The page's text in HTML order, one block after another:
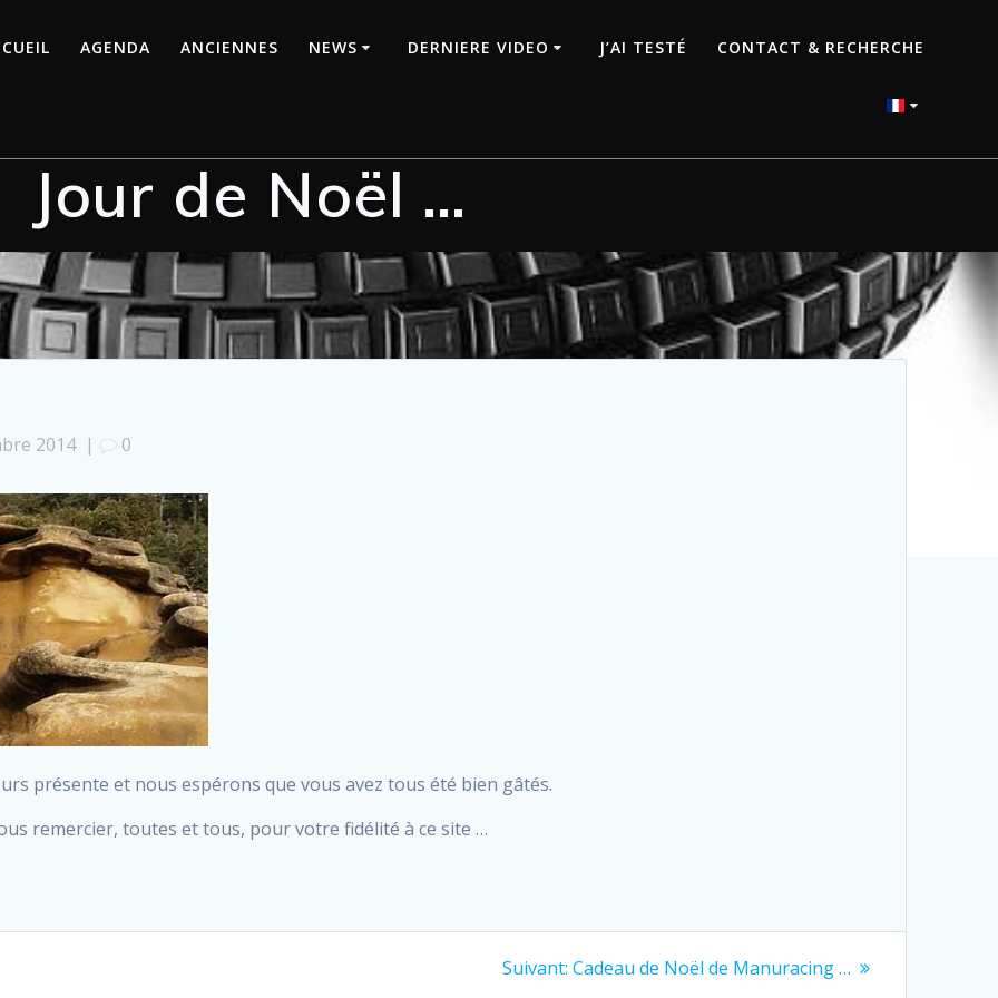
AGENDA ANCIENNES NEWS DERNIERE VIDEO J’AI TESTÉ CONTACT & RECHERCHE
Jour de Noël …
2014| 0
présente et nous espérons que vous avez tous été bien gâtés.
remercier, toutes et tous, pour votre fidélité à ce site …
Suivant: Next
Cadeau de Noël de Manuracing …